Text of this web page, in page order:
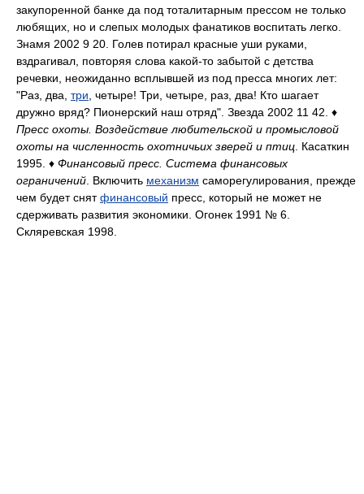
закупоренной банке да под тоталитарным прессом не только
любящих, но и слепых молодых фанатиков воспитать легко.
Знамя 2002 9 20. Голев потирал красные уши руками,
вздрагивал, повторяя слова какой-то забытой с детства
речевки, неожиданно всплывшей из под пресса многих лет:
"Раз, два, три , четыре! Три, четыре, раз, два! Кто шагает
дружно вряд? Пионерский наш отряд". Звезда 2002 11 42. ♦
Пресс охоты. Воздействие любительской и промысловой
охоты на численность охотничьих зверей и птиц . Касаткин
1995. ♦ Финансовый пресс. Система финансовых
ограничений . Включить механизм саморегулирования, прежде
чем будет снятфинансовый пресс, который не может не
сдерживать развития экономики. Огонек 1991 № 6.
Скляревская 1998.